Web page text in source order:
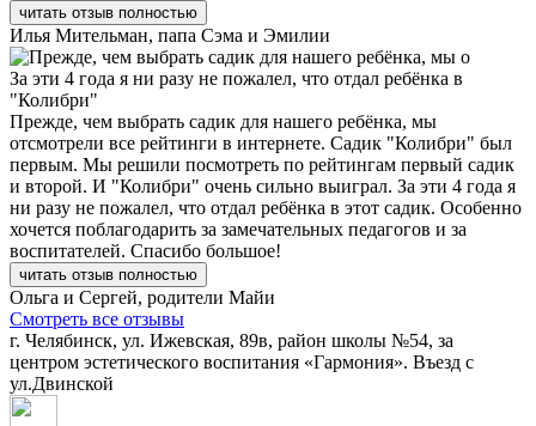
читать отзыв полностью
Илья Мительман, папа Сэма и Эмилии
За эти 4 года я ни разу не пожалел, что отдал ребёнка в
"Колибри"
Прежде, чем выбрать садик для нашего ребёнка, мы
отсмотрели все рейтинги в интернете. Садик "Колибри" был
первым. Мы решили посмотреть по рейтингам первый садик
и второй. И "Колибри" очень сильно выиграл. За эти 4 года я
ни разу не пожалел, что отдал ребёнка в этот садик. Особенно
хочется поблагодарить за замечательных педагогов и за
воспитателей. Спасибо большое!
читать отзыв полностью
Ольга и Сергей, родители Майи
Смотреть все отзывы
г. Челябинск, ул. Ижевская, 89в, район школы №54, за
центром эстетического воспитания «Гармония». Въезд с
ул.Двинской